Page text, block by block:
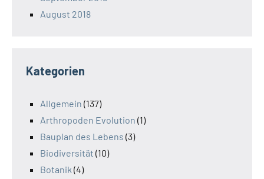
August 2018
Kategorien
Allgemein (137)
Arthropoden Evolution (1)
Bauplan des Lebens (3)
Biodiversität (10)
Botanik (4)